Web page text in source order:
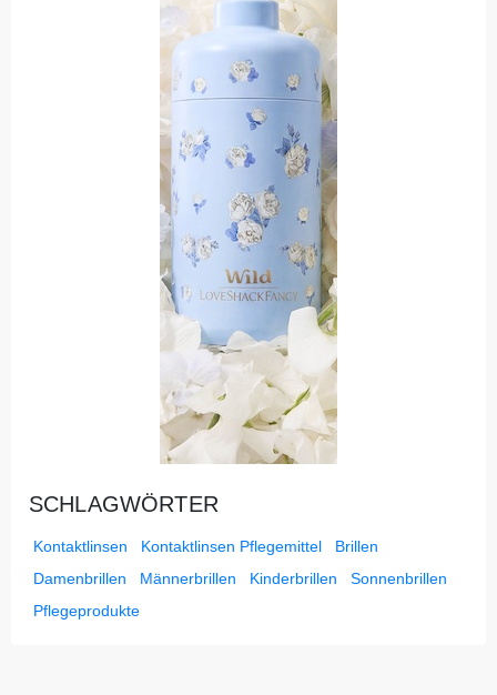
SCHLAGWÖRTER
Kontaktlinsen Kontaktlinsen Pflegemittel
Brillen
Damenbrillen
Männerbrillen Kinderbrillen
Sonnenbrillen
Pflegeprodukte